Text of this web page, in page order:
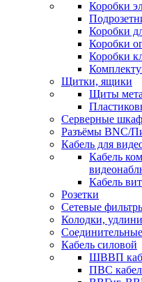
Коробки
Коробки
Коробки
Коробки
Щитки, ящики
Щиты
Серверные
Разъёмы BNC/
Кабель для
Кабель
Кабель
Розетки
Сетевые
Колодки,
Кабель силовой
ШВВП
ПВС